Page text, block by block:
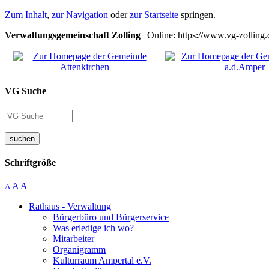
Zum Inhalt, zur Navigation oderzur Startseite springen.
Verwaltungsgemeinschaft Zolling | Online: https://www.vg-
VG Suche
suchen
Schriftgröße
A A A
Rathaus - Verwaltung
Bürgerbüro und Bürgerservice
Was erledige ich wo?
Mitarbeiter
Organigramm
Kulturraum Ampertal e.V.